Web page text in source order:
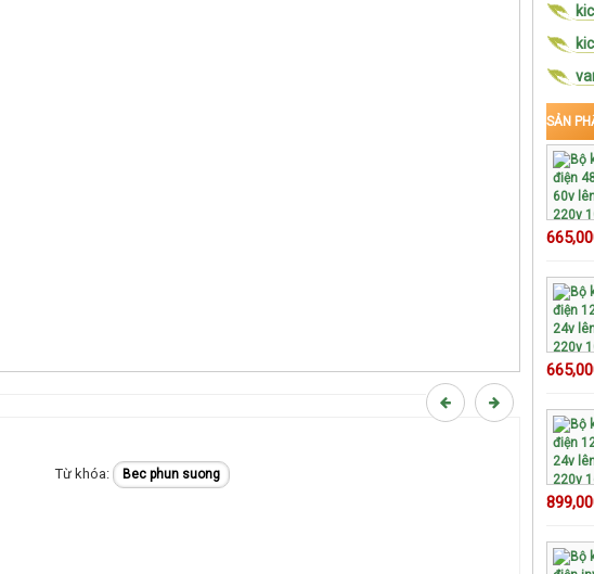
Bec phun suong
SẢN